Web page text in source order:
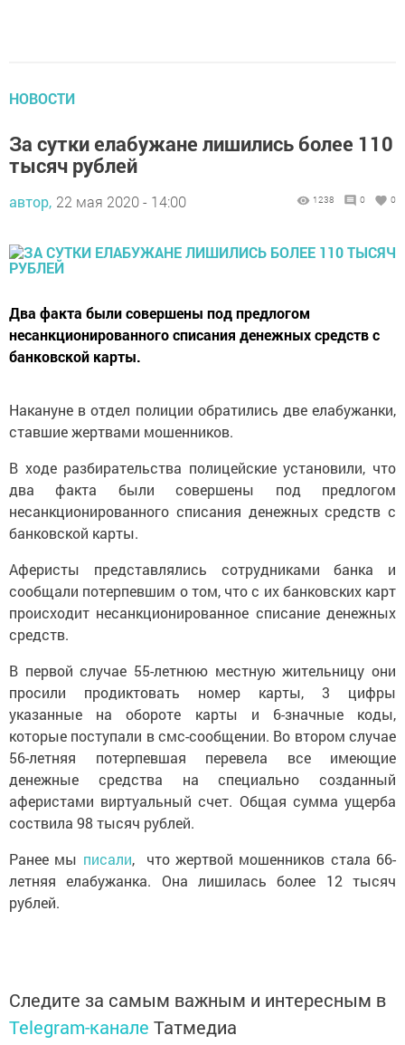
НОВОСТИ
За сутки елабужане лишились более 110
тысяч рублей
автор, 22 мая 2020 - 14:00 1238 0 0
Два факта были совершены под предлогом
несанкционированного списания денежных средств с
банковской карты.
Накануне в отдел полиции обратились две елабужанки,
ставшие жертвами мошенников.
В ходе разбирательства полицейские установили, что
два факта были совершены под предлогом
несанкционированного списания денежных средств с
банковской карты.
Аферисты представлялись сотрудниками банка и
сообщали потерпевшим о том, что с их банковских карт
происходит несанкционированное списание денежных
средств.
В первой случае 55-летнюю местную жительницу они
просили продиктовать номер карты, 3 цифры
указанные на обороте карты и 6-значные коды,
которые поступали в смс-сообщении. Во втором случае
56-летняя потерпевшая перевела все имеющие
денежные средства на специально созданный
аферистами виртуальный счет. Общая сумма ущерба
соствила 98 тысяч рублей.
Ранее мы писали, что жертвой мошенников стала 66-
летняя елабужанка. Она лишилась более 12 тысяч
рублей.
Следите за самым важным и интересным в
Telegram-канале Татмедиа